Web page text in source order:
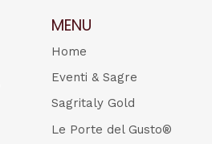
MENU
Home
Eventi & Sagre
Sagritaly Gold
Le Porte del Gusto®